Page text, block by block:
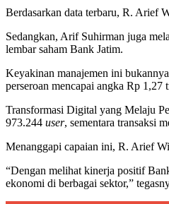
Berdasarkan data terbaru, R. Arief
Sedangkan, Arif Suhirman juga
lembar saham Bank Jatim.
Keyakinan manajemen ini
perseroan mencapai angka Rp
Transformasi Digital yang Melaju
973.244 user, sementara transaksi
Menanggapi capaian ini, R. Arief
“Dengan melihat kinerja positif
ekonomi di berbagai sektor,”